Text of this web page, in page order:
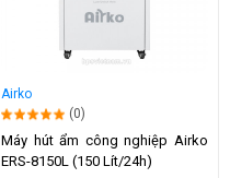
Airko
(0)
Máy hút ẩm công nghiệp Airko
ERS-8150L (150 Lít/24h)